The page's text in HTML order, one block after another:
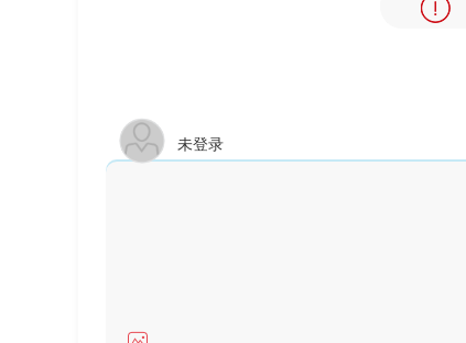
未登录